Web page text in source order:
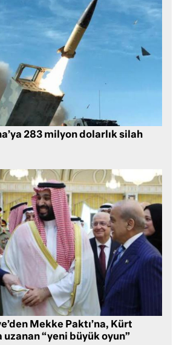
283 milyon dolarlık silah
Mekke Paktı’na, Kürt
uzanan “yeni büyük oyun”